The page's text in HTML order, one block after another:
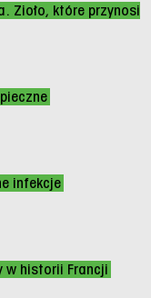
Zioło, które przynosi
infekcje
w historii Francji